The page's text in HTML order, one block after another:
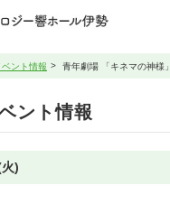
ント情報 青年劇場 「キネマの神様」
ント情報
)